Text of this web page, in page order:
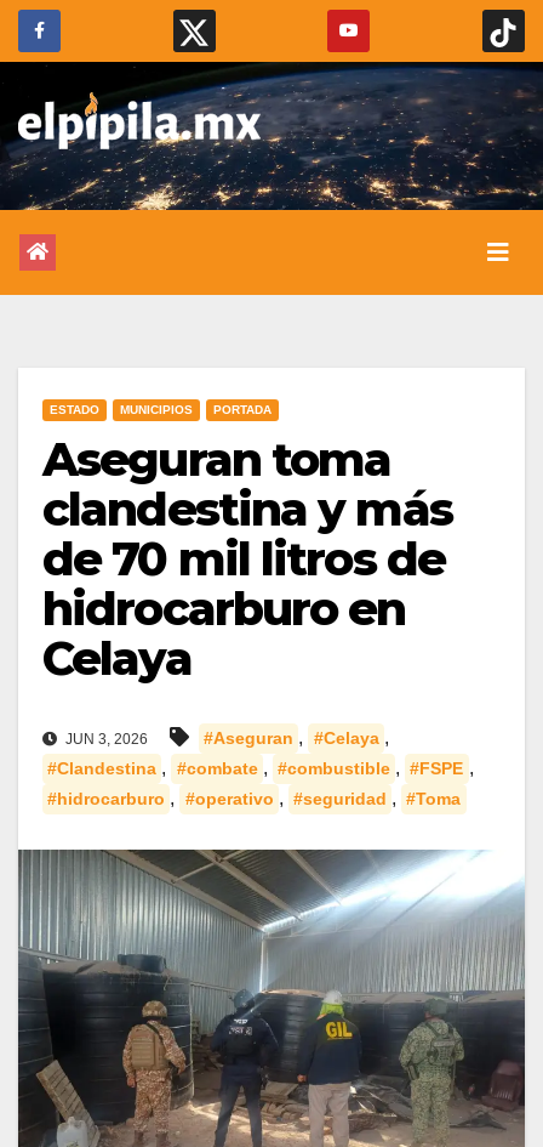
ESTADO MUNICIPIOS PORTADA
Aseguran toma
clandestina y más
de 70 mil litros de
hidrocarburo en
Celaya
JUN 3, 2026 #Aseguran , #Celaya ,
#Clandestina , #combate , #combustible , #FSPE ,
#hidrocarburo , #operativo , #seguridad , #Toma